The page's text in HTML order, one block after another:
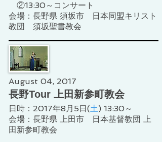
②13:30～コンサート
会場：長野県 須坂市 日本同盟キリスト
教団 須坂聖書教会
August 04, 2017
長野Tour 上田新参町教会
​日時：2017年8月5日(土) 13:30～
​会場：長野県 上田市 日本基督教団 上
田新参町教会